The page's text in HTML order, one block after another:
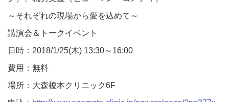
～それぞれの現場から愛を込めて～
講演会＆トークイベント
日時：2018/1/25(木) 13:30～16:00
費用：無料
場所：大森榎本クリニック6F